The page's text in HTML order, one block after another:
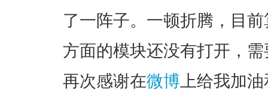
了一阵子。一顿折腾，目
方面的模块还没有打开，
再次感谢在微博 上给我加